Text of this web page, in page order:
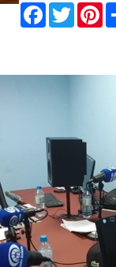
Facebook
Twitter